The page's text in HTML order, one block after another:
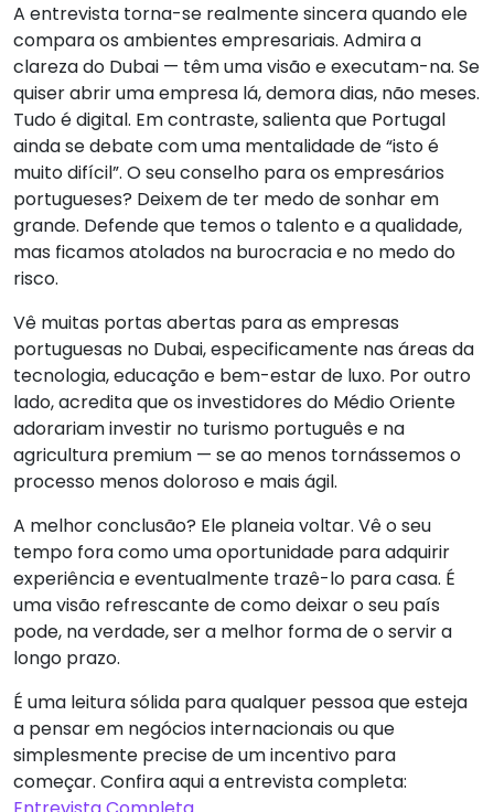
A entrevista torna-se realmente sincera quando ele
compara os ambientes empresariais. Admira a
clareza do Dubai — têm uma visão e executam-na. Se
quiser abrir uma empresa lá, demora dias, não meses.
Tudo é digital. Em contraste, salienta que Portugal
ainda se debate com uma mentalidade de “isto é
muito difícil”. O seu conselho para os empresários
portugueses? Deixem de ter medo de sonhar em
grande. Defende que temos o talento e a qualidade,
mas ficamos atolados na burocracia e no medo do
risco.
Vê muitas portas abertas para as empresas
portuguesas no Dubai, especificamente nas áreas da
tecnologia, educação e bem-estar de luxo. Por outro
lado, acredita que os investidores do Médio Oriente
adorariam investir no turismo português e na
agricultura premium — se ao menos tornássemos o
processo menos doloroso e mais ágil.
A melhor conclusão? Ele planeia voltar. Vê o seu
tempo fora como uma oportunidade para adquirir
experiência e eventualmente trazê-lo para casa. É
uma visão refrescante de como deixar o seu país
pode, na verdade, ser a melhor forma de o servir a
longo prazo.
É uma leitura sólida para qualquer pessoa que esteja
a pensar em negócios internacionais ou que
simplesmente precise de um incentivo para
começar. Confira aqui a entrevista completa: